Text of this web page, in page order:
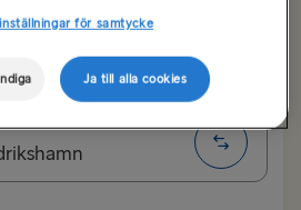
bil och förare
för samtycke
Ja till alla cookies